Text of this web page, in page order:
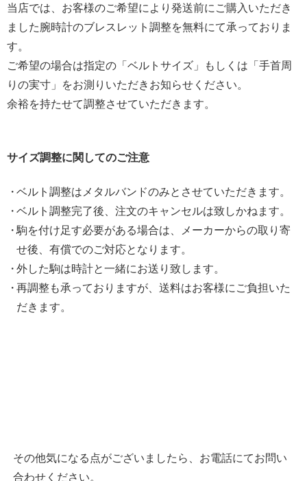
当店では、お客様のご希望により発送前にご購入いただき
ました腕時計のブレスレット調整を無料にて承っておりま
す。
ご希望の場合は指定の「ベルトサイズ」もしくは「手首周
りの実寸」をお測りいただきお知らせください。
余裕を持たせて調整させていただきます。
サイズ調整に関してのご注意
ベルト調整はメタルバンドのみとさせていただきます。
ベルト調整完了後、注文のキャンセルは致しかねます。
駒を付け足す必要がある場合は、メーカーからの取り寄
せ後、有償でのご対応となります。
外した駒は時計と一緒にお送り致します。
再調整も承っておりますが、送料はお客様にご負担いた
だきます。
その他気になる点がございましたら、お電話にてお問い
合わせください。